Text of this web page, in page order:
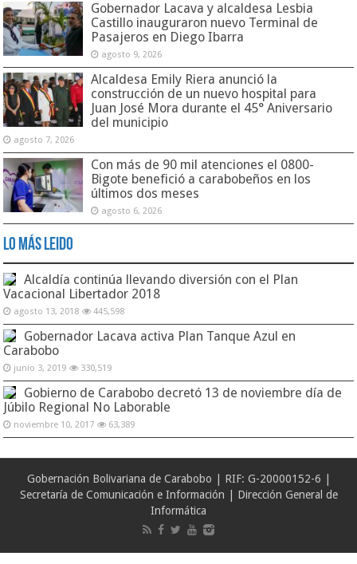
Gobernador Lacava y alcaldesa Lesbia
Castillo inauguraron nuevo Terminal de
Pasajeros en Diego Ibarra
agosto 9, 2026
Alcaldesa Emily Riera anunció la
construcción de un nuevo hospital para
Juan José Mora durante el 45° Aniversario
del municipio
agosto 7, 2026
Con más de 90 mil atenciones el 0800-
Bigote benefició a carabobeños en los
últimos dos meses
agosto 6, 2026
Lo Más Leido
Alcaldía continúa llevando diversión con el Plan
Vacacional Libertador 2018
agosto 13, 2018 445,598
Gobernador Lacava activa Plan Tanque Azul en
Carabobo
junio 3, 2019 330,519
Gobierno de Carabobo decretó 13 de noviembre día de
Júbilo Regional No Laborable
noviembre 10, 2017 63,389
Gobernación Bolivariana de Carabobo | RIF: G-20000152-6 |
Secretaría de Comunicación e Información | Dirección General de
Informática